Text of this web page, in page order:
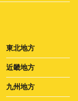
東北地方
近畿地方
九州地方